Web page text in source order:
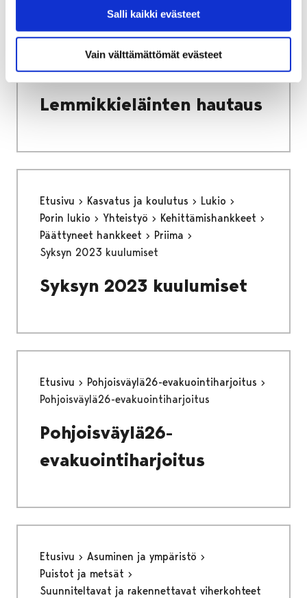
Salli kaikki evästeet
Vain välttämättömät evästeet
Asuminen ja ympäristö
Eläimet
Lemmikkieläinten hautaus
Lemmikkieläinten hautaus
Etusivu Kasvatus ja koulutus
Lukio
Porin lukio
Yhteistyö
Kehittämishankkeet
Päättyneet hankkeet
Priima
Syksyn 2023 kuulumiset
Syksyn 2023 kuulumiset
Etusivu
Pohjoisväylä26-evakuointiharjoitus
Pohjoisväylä26-evakuointiharjoitus
Pohjoisväylä26-
evakuointiharjoitus
Etusivu
Asuminen ja ympäristö
Puistot ja metsät
Suunniteltavat ja rakennettavat viherkohteet